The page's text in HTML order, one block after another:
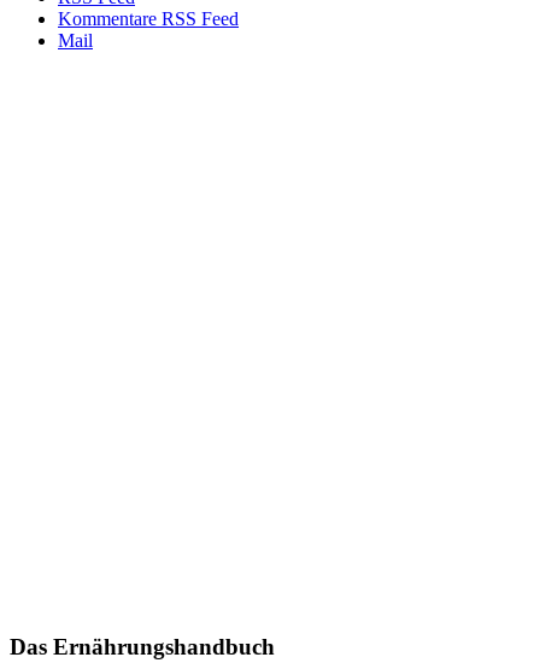
Kommentare RSS Feed
Mail
Das Ernährungshandbuch